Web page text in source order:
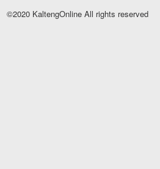
©2020 KaltengOnline All rights reserved